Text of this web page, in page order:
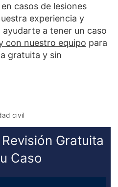
casos de lesiones
experiencia y
a tener un caso
con nuestro equipo para
gratuita y sin
civil
Gratuita
Caso